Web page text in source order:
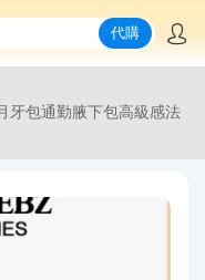
代購
牙包通勤腋下包高級感法